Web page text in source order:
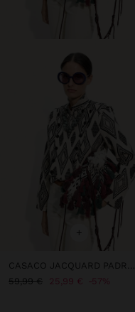
+
CASACO JACQUARD PADRÃO LOSANGOS
59,99 €
25,99 € 57%